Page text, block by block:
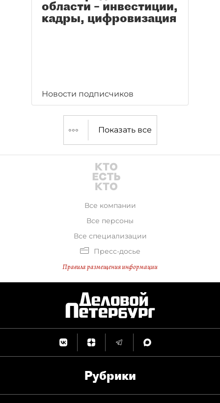
области – инвестиции,
кадры, цифровизация
Новости подписчиков
Показать все
Все компании
Все персоны
Все специализации
Пресс-досье
Правила размещения информации
Рубрики